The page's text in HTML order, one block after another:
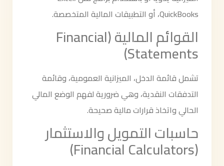
QuickBooks، أو التطبيقات المالية المتخصصة.
القوائم المالية (Financial
Statements)
تشمل قائمة الدخل، الميزانية العمومية، وقائمة
التدفقات النقدية، وهي ضرورية لفهم الوضع المالي
الحالي واتخاذ قرارات مالية صحيحة.
حاسبات التمويل والاستثمار
(Financial Calculators)